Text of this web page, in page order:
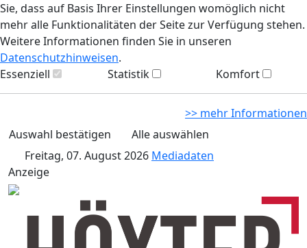
Sie, dass auf Basis Ihrer Einstellungen womöglich nicht
mehr alle Funktionalitäten der Seite zur Verfügung stehen.
Weitere Informationen finden Sie in unseren
Datenschutzhinweisen.
Essenziell
Statistik Komfort
>> mehr Informationen
Auswahl bestätigen
Alle auswählen
Freitag, 07. August 2026 Mediadaten
Anzeige